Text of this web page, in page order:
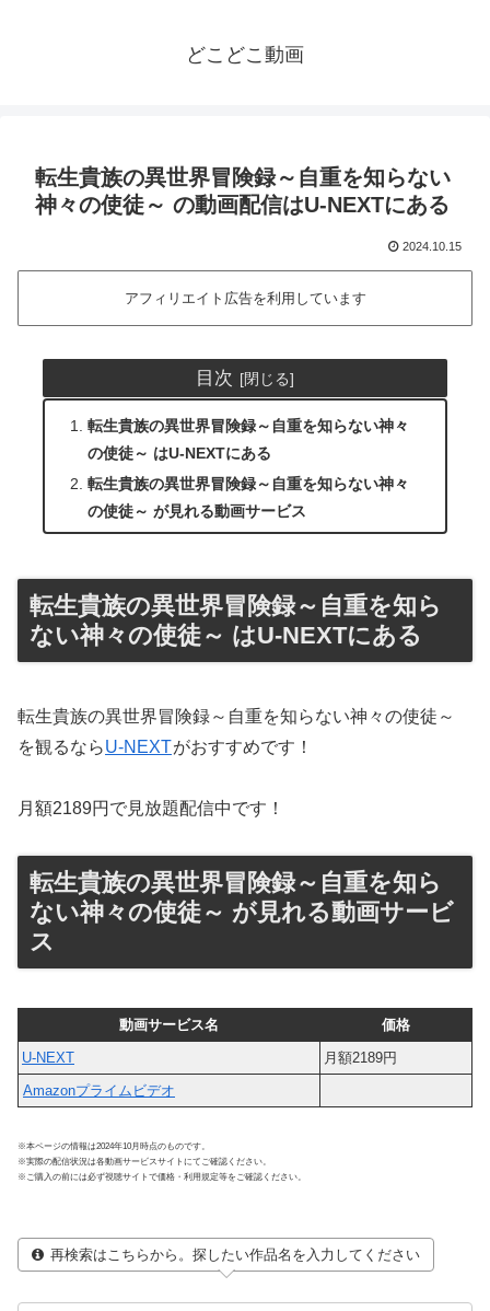
どこどこ動画
転生貴族の異世界冒険録～自重を知らない
神々の使徒～ の動画配信はU-NEXTにある
2024.10.15
アフィリエイト広告を利用しています
目次
転生貴族の異世界冒険録～自重を知らない神々
の使徒～ はU-NEXTにある
転生貴族の異世界冒険録～自重を知らない神々
の使徒～ が見れる動画サービス
転生貴族の異世界冒険録～自重を知ら
ない神々の使徒～ はU-NEXTにある
転生貴族の異世界冒険録～自重を知らない神々の使徒～
を観るならU-NEXTがおすすめです！
月額2189円で見放題配信中です！
転生貴族の異世界冒険録～自重を知ら
ない神々の使徒～ が見れる動画サービ
ス
動画サービス名
価格
U-NEXT
月額2189円
Amazonプライムビデオ
※本ページの情報は2024年10月時点のものです。
※実際の配信状況は各動画サービスサイトにてご確認ください。
※ご購入の前には必ず視聴サイトで価格・利用規定等をご確認ください。
再検索はこちらから。探したい作品名を入力してください